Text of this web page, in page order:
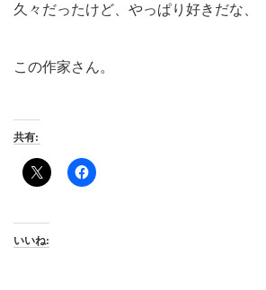
久々だったけど、やっぱり好きだな、
この作家さん。
共有:
いいね: